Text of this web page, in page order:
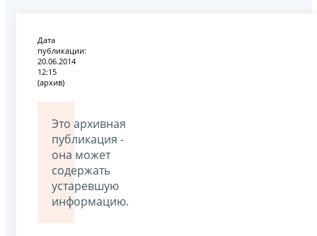
Дата
публикации:
20.06.2014
12:15
(архив)
Это архивная
публикация -
она может
содержать
устаревшую
информацию.